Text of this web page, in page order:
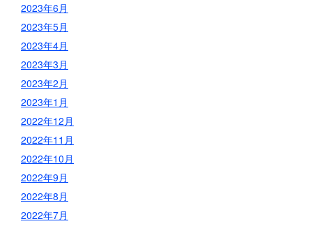
2023年6月
2023年5月
2023年4月
2023年3月
2023年2月
2023年1月
2022年12月
2022年11月
2022年10月
2022年9月
2022年8月
2022年7月